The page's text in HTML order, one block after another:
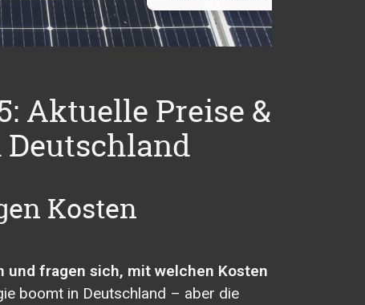
Aktuelle Preise &
Kosten
und fragen sich, mit welchen Kosten
boomt in Deutschland – aber die